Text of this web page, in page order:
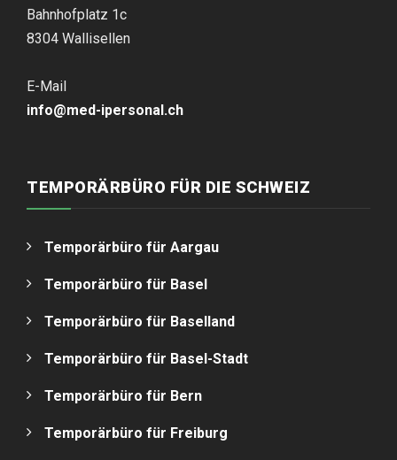
Bahnhofplatz 1c
8304 Wallisellen
E-Mail
info@med-ipersonal.ch
TEMPORÄRBÜRO FÜR DIE SCHWEIZ
Temporärbüro für Aargau
Temporärbüro für Basel
Temporärbüro für Baselland
Temporärbüro für Basel-Stadt
Temporärbüro für Bern
Temporärbüro für Freiburg